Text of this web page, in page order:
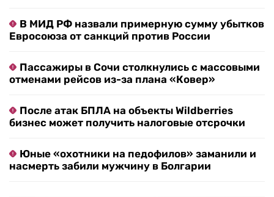
В МИД РФ назвали примерную сумму убытков
Евросоюза от санкций против России
Пассажиры в Сочи столкнулись с массовыми
отменами рейсов из-за плана «Ковер»
После атак БПЛА на объекты Wildberries
бизнес может получить налоговые отсрочки
Юные «охотники на педофилов» заманили и
насмерть забили мужчину в Болгарии